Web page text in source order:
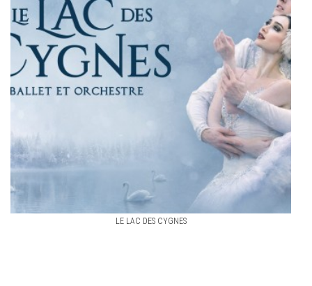
LE LAC DES CYGNES